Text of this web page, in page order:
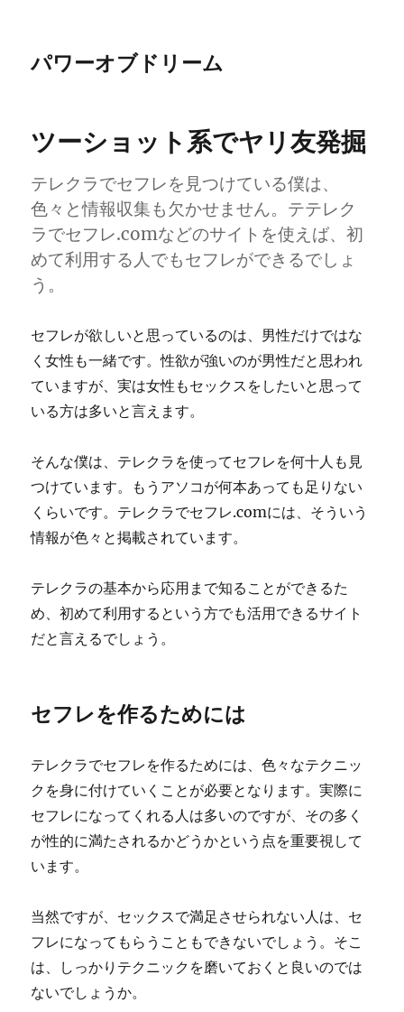
パワーオブドリーム
ツーショット系でヤリ友発掘
テレクラでセフレを見つけている僕は、
色々と情報収集も欠かせません。テテレク
ラでセフレ.comなどのサイトを使えば、初
めて利用する人でもセフレができるでしょ
う。
セフレが欲しいと思っているのは、男性だけではな
く女性も一緒です。性欲が強いのが男性だと思われ
ていますが、実は女性もセックスをしたいと思って
いる方は多いと言えます。
そんな僕は、テレクラを使ってセフレを何十人も見
つけています。もうアソコが何本あっても足りない
くらいです。テレクラでセフレ.comには、そういう
情報が色々と掲載されています。
テレクラの基本から応用まで知ることができるた
め、初めて利用するという方でも活用できるサイト
だと言えるでしょう。
セフレを作るためには
テレクラでセフレを作るためには、色々なテクニッ
クを身に付けていくことが必要となります。実際に
セフレになってくれる人は多いのですが、その多く
が性的に満たされるかどうかという点を重要視して
います。
当然ですが、セックスで満足させられない人は、セ
フレになってもらうこともできないでしょう。そこ
は、しっかりテクニックを磨いておくと良いのでは
ないでしょうか。